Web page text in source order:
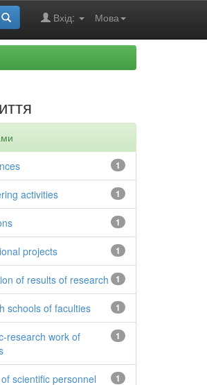
Мова
Вхід:
1
1
activities
1
1
projects
1
of results of research
1
schools of faculties
1
research work of
1
scientific personnel